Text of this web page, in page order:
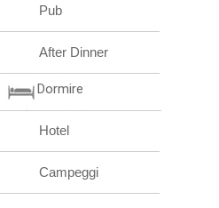
Pub
After Dinner
Dormire
Hotel
Campeggi